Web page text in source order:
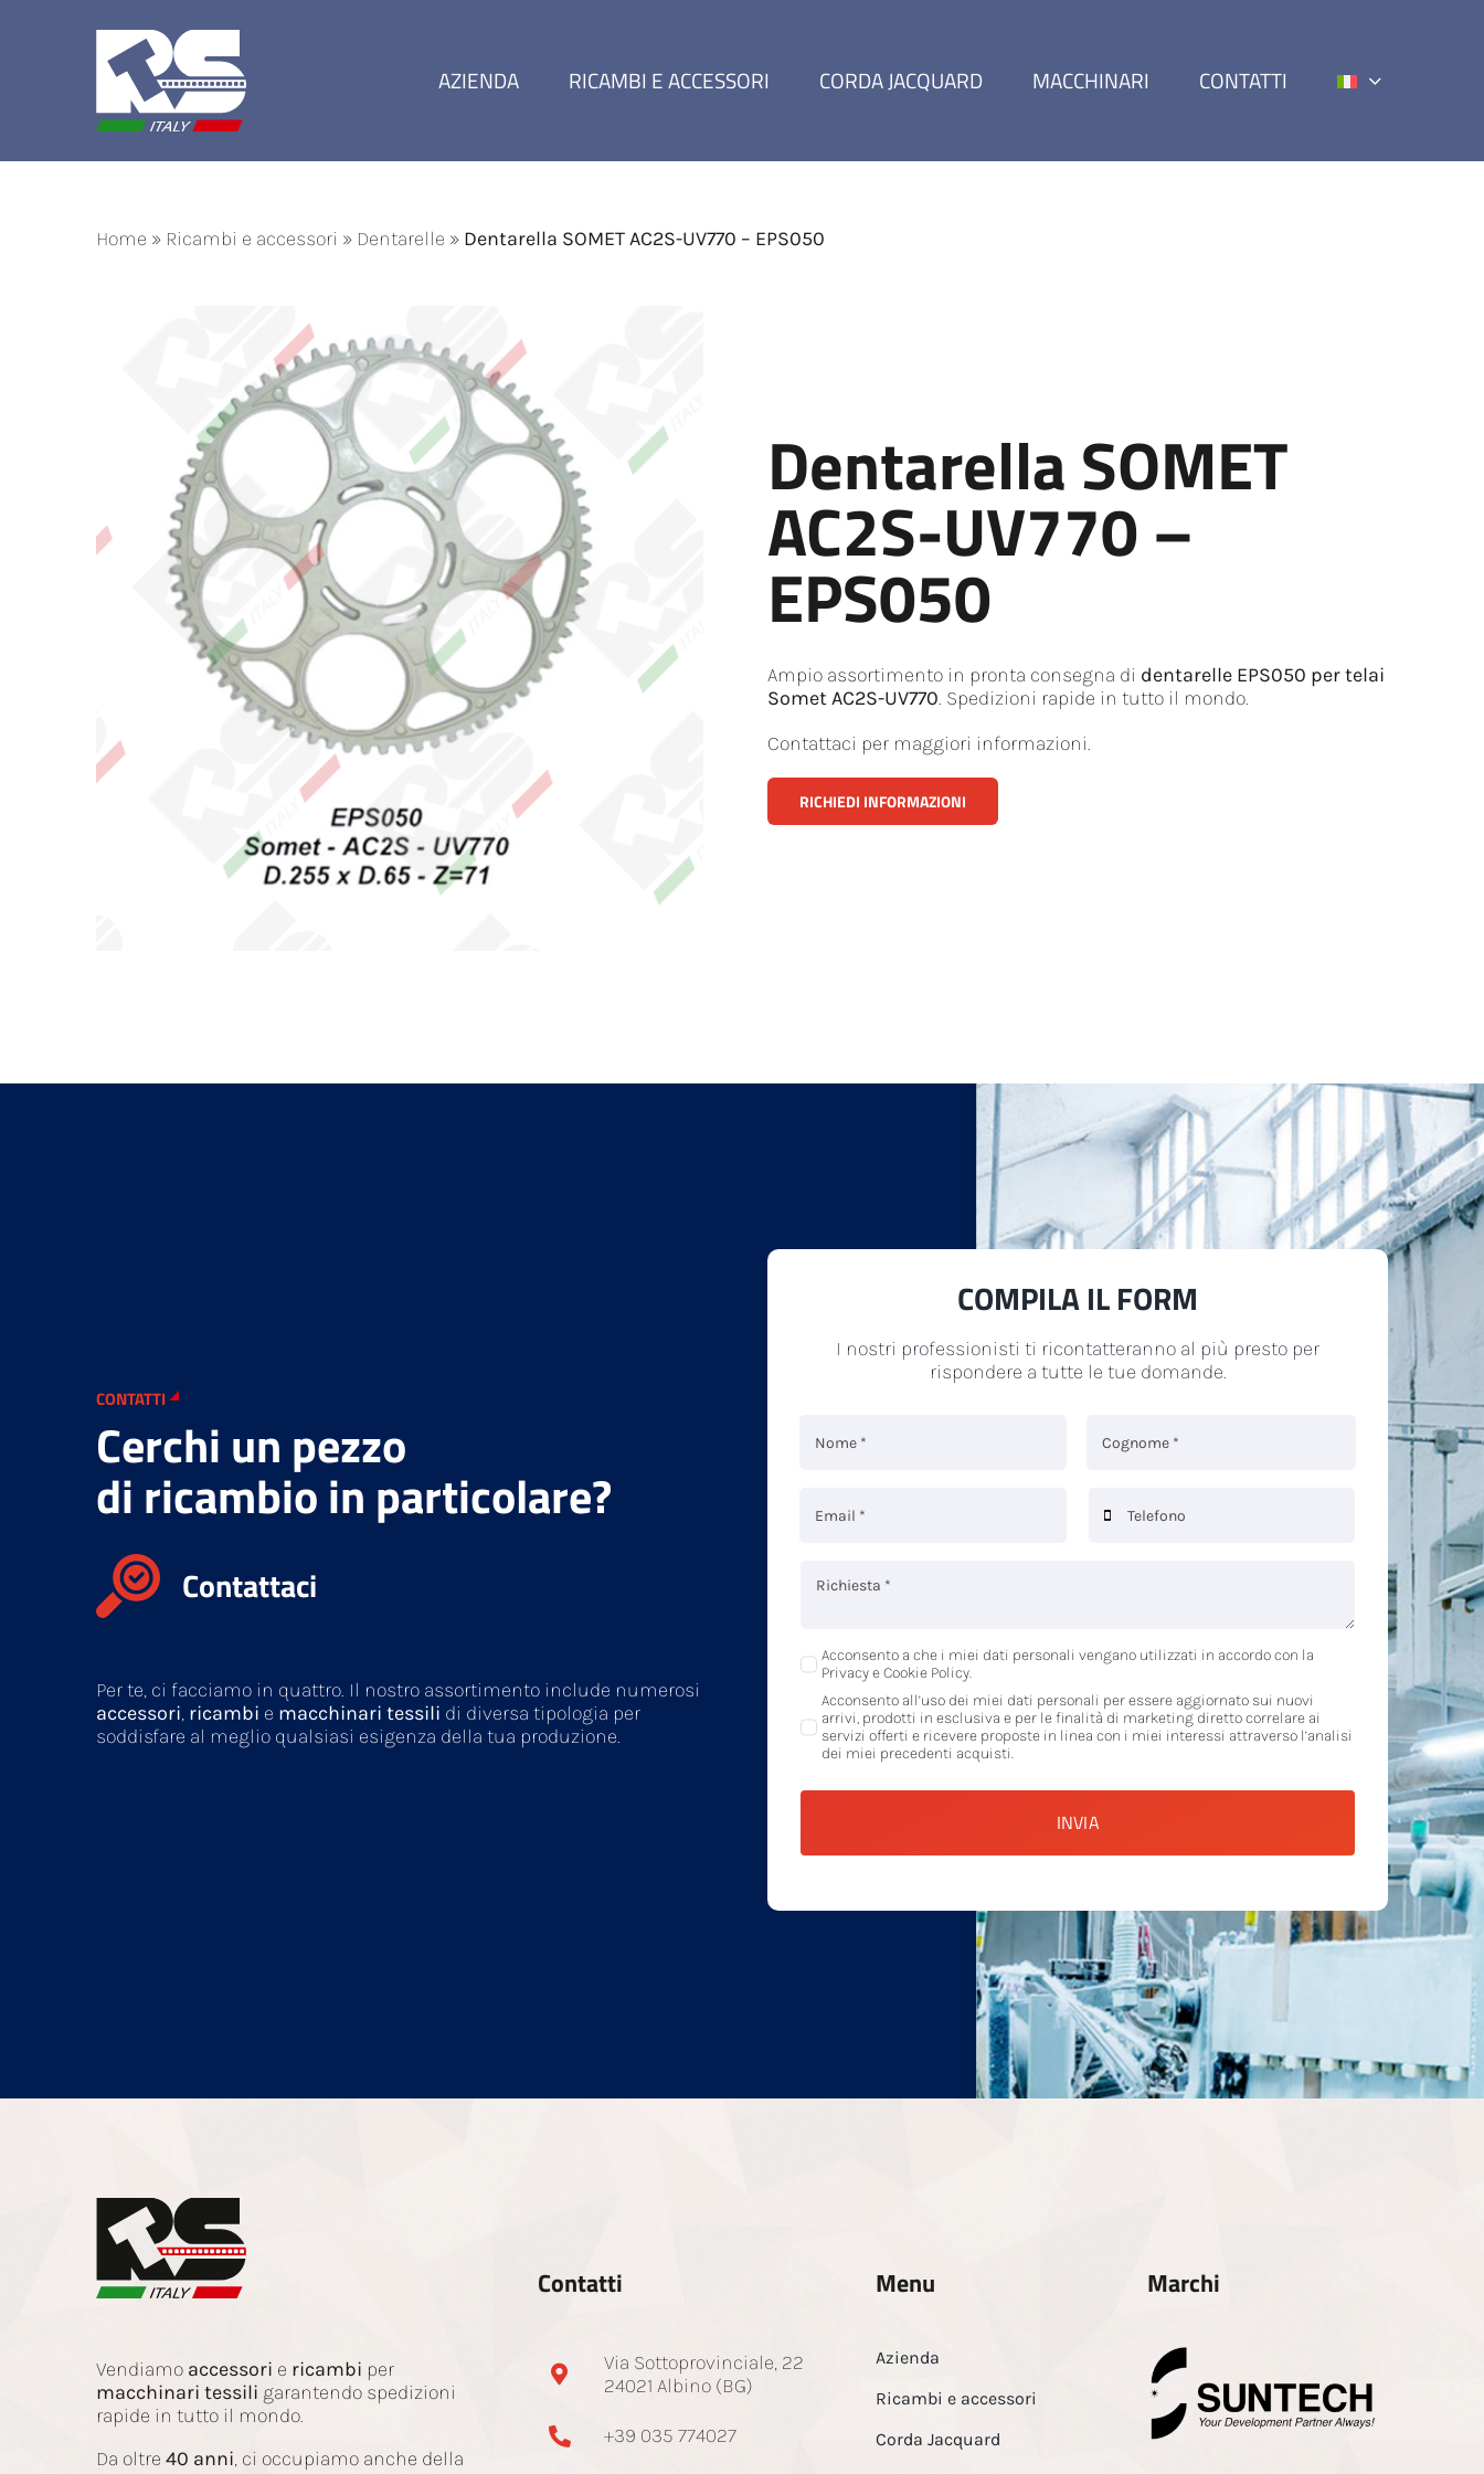
AZIENDA RICAMBI E ACCESSORI CORDA JACQUARD MACCHINARI CONTATTI
Home » Ricambi e accessori » Dentarelle » Dentarella SOMET AC2S-UV770 – EPS050
Dentarella SOMET
AC2S-UV770 –
EPS050
Ampio assortimento in pronta consegna di dentarelle EPS050 per telai
Somet AC2S-UV770. Spedizioni rapide in tutto il mondo.
Contattaci per maggiori informazioni.
RICHIEDI INFORMAZIONI
CONTATTI
Cerchi un pezzo
di ricambio in particolare?
Contattaci
Per te, ci facciamo in quattro. Il nostro assortimento include numerosi
accessori, ricambi e macchinari tessili di diversa tipologia per
soddisfare al meglio qualsiasi esigenza della tua produzione.
COMPILA IL FORM
I nostri professionisti ti ricontatteranno al più presto per
rispondere a tutte le tue domande.
Acconsento a che i miei dati personali vengano utilizzati in accordo con la
Privacy e Cookie Policy.
Acconsento all’uso dei miei dati personali per essere aggiornato sui nuovi
arrivi, prodotti in esclusiva e per le finalità di marketing diretto correlare ai
servizi offerti e ricevere proposte in linea con i miei interessi attraverso l’analisi
dei miei precedenti acquisti.
INVIA
Vendiamo accessori e ricambi per
macchinari tessili garantendo spedizioni
rapide in tutto il mondo.
Da oltre 40 anni, ci occupiamo anche della
Contatti
Via Sottoprovinciale, 22
24021 Albino (BG)
+39 035 774027
Menu
Azienda
Ricambi e accessori
Corda Jacquard
Marchi